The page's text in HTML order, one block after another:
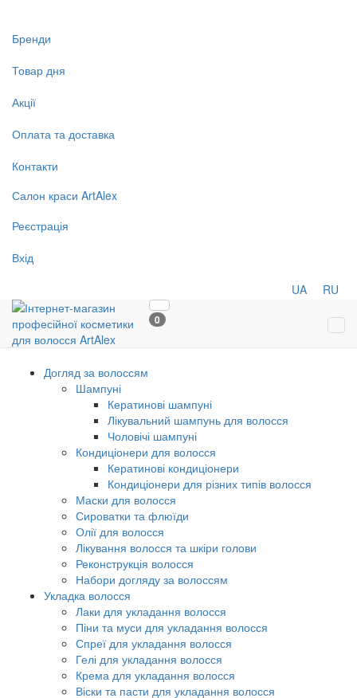
Бренди
Товар дня
Акції
Оплата та доставка
Контакти
Салон краси ArtAlex
Реєстрація
Вхід
UA RU
0
Догляд за волоссям
Шампуні
Кератинові шампуні
Лікувальний шампунь для волосся
Чоловічі шампуні
Кондиціонери для волосся
Кератинові кондиціонери
Кондиціонери для різних типів волосся
Маски для волосся
Сироватки та флюїди
Олії для волосся
Лікування волосся та шкіри голови
Реконструкція волосся
Набори догляду за волоссям
Укладка волосся
Лаки для укладання волосся
Піни та муси для укладання волосся
Спреї для укладання волосся
Гелі для укладання волосся
Крема для укладання волосся
Віски та пасти для укладання волосся